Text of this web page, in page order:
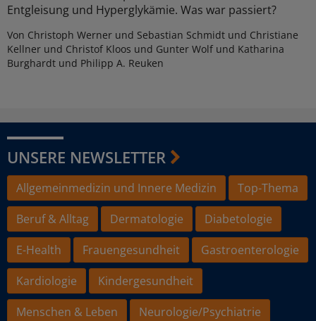
Entgleisung und Hyperglykämie. Was war passiert?
Von Christoph Werner und Sebastian Schmidt und Christiane
Kellner und Christof Kloos und Gunter Wolf und Katharina
Burghardt und Philipp A. Reuken
UNSERE NEWSLETTER
Allgemeinmedizin und Innere Medizin
Top-Thema
Beruf & Alltag
Dermatologie
Diabetologie
E-Health
Frauengesundheit
Gastroenterologie
Kardiologie
Kindergesundheit
Menschen & Leben
Neurologie/Psychiatrie